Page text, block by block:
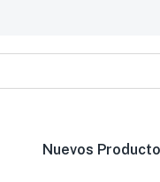
Nuevos